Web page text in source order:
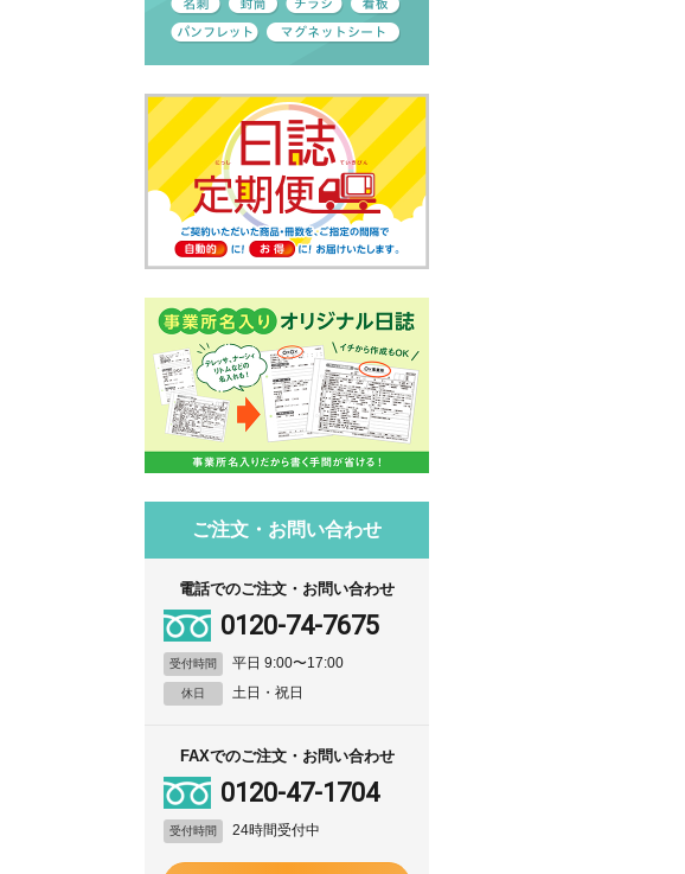
ご注文・お問い合わせ
電話でのご注文・お問い合わせ
0120-74-7675
受付時間 平日 9:00〜17:00
休日 土日・祝日
FAXでのご注文・お問い合わせ
0120-47-1704
受付時間 24時間受付中